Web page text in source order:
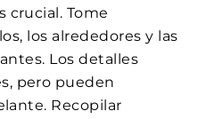
crucial. Tome
los alrededores y las
Los detalles
pero pueden
Recopilar